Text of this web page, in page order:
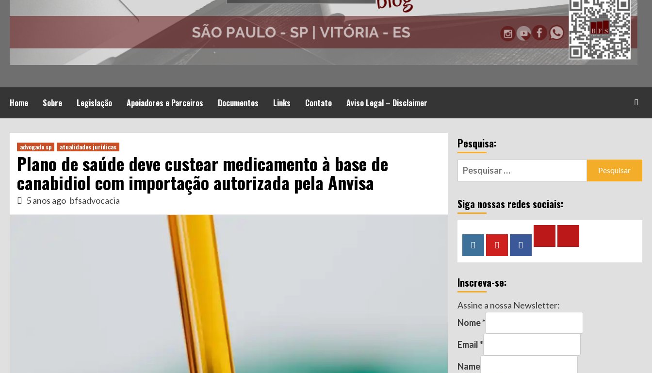
Home Sobre Legislação Apoiadores e Parceiros Documentos Links Contato Aviso Legal – Disclaimer
advogado sp atualidades jurídicas
Plano de saúde deve custear medicamento à base de
canabidiol com importação autorizada pela Anvisa
5 anos ago bfsadvocacia
Pesquisa:
Pesquisar
por:
Siga nossas redes sociais:
InstagramYouTubeFacebook
(INSS)
Inscreva-se:
Assine a nossa Newsletter:
Nome*
Email*
Name